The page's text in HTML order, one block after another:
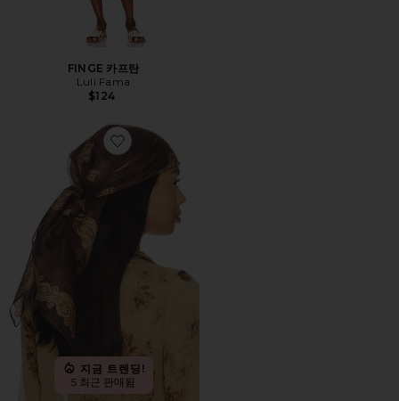
FINGE 카프탄
Luli Fama
$124
Favorite EVERLY 스카프
지금 트렌딩!
5 최근 판매됨